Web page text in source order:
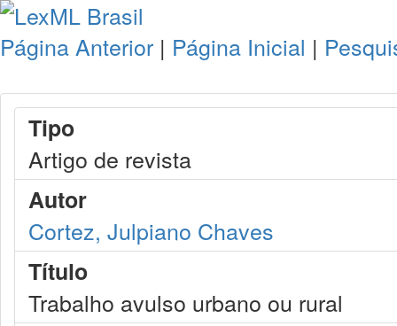
Página Anterior | Página Inicial |
Tipo
Artigo de revista
Autor
Cortez, Julpiano Chaves
Título
Trabalho avulso urbano ou rural